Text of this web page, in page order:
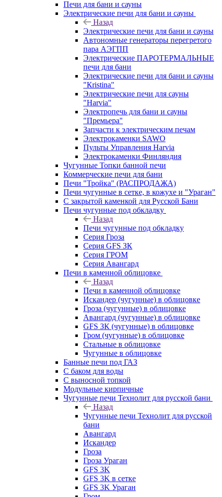
Печи для бани и сауны
Электрические печи для бани и сауны
Назад
Электрические печи для бани и сауны
Автономные генераторы перегретого
пара АЭГПП
Электрические ПАРОТЕРМАЛЬНЫЕ
печи для бани
Электрические печи для бани и сауны
"Кristina"
Электрические печи для сауны
"Harvia"
Электропечь для бани и сауны
"Премьера"
Запчасти к электрическим печам
Электрокаменки SAWO
Пульты Управления Harvia
Электрокаменки Финляндия
Чугунные Топки банной печи
Коммерческие печи для бани
Печи "Тройка" (РАСПРОДАЖА)
Печи чугунные в сетке, в кожухе и "Ураган"
С закрытой каменкой для Русской Бани
Печи чугунные под обкладку
Назад
Печи чугунные под обкладку
Серия Гроза
Серия GFS ЗК
Серия ГРОМ
Серия Авангард
Печи в каменной облицовке
Назад
Печи в каменной облицовке
Искандер (чугунные) в облицовке
Гроза (чугунные) в облицовке
Авангард (чугунные) в облицовке
GFS ЗК (чугунные) в облицовке
Гром (чугунные) в облицовке
Стальные в облицовке
Чугунные в облицовке
Банные печи под ГАЗ
С баком для воды
С выносной топкой
Модульные кирпичные
Чугунные печи Технолит для русской бани
Назад
Чугунные печи Технолит для русской
бани
Авангард
Искандер
Гроза
Гроза Ураган
GFS 3K
GFS 3K в сетке
GFS 3K Ураган